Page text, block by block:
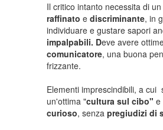
Il critico intanto necessita di
raffinato ediscriminante, in
individuare e gustare sapori
impalpabili. Deve avere
comunicatore, una buona
frizzante.
Elementi imprescindibili, a cui
un'ottima "cultura sul cibo"
curioso, senzapregiudizi di